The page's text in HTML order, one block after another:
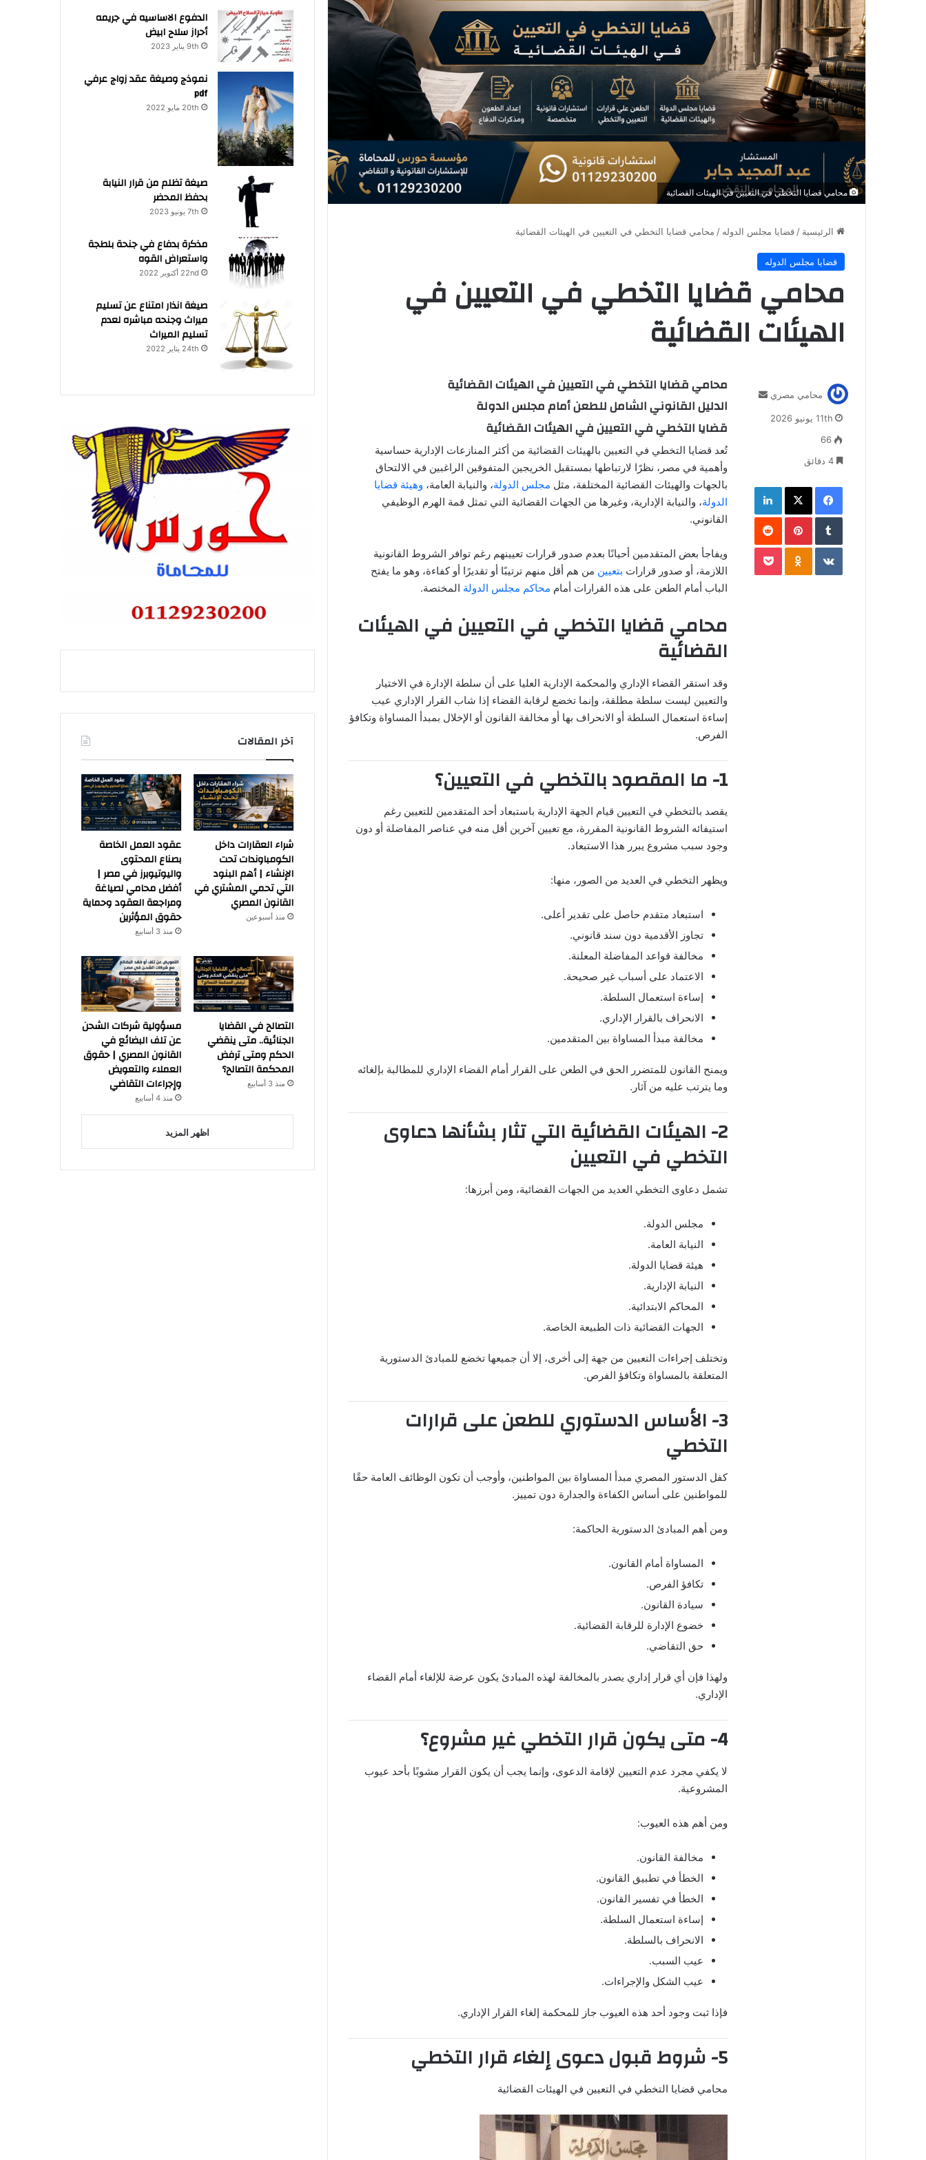
محامي قضايا التخطي في التعيين في الهيئات القضائية
الرئيسية / قضايا مجلس الدوله / محامي قضايا التخطي في التعيين في الهيئات القضائية
قضايا مجلس الدوله
محامي قضايا التخطي في التعيين في
الهيئات القضائية
محامي قضايا التخطي في التعيين في الهيئات القضائية
الدليل القانوني الشامل للطعن أمام مجلس الدولة
قضايا التخطي في التعيين في الهيئات القضائية
تُعد قضايا التخطي في التعيين بالهيئات القضائية من أكثر المنازعات الإدارية حساسية
وأهمية في مصر، نظرًا لارتباطها بمستقبل الخريجين المتفوقين الراغبين في الالتحاق
بالجهات والهيئات القضائية المختلفة، مثل مجلس الدولة، والنيابة العامة، وهيئة قضايا
الدولة، والنيابة الإدارية، وغيرها من الجهات القضائية التي تمثل قمة الهرم الوظيفي
القانوني.
ويفاجأ بعض المتقدمين أحيانًا بعدم صدور قرارات تعيينهم رغم توافر الشروط القانونية
اللازمة، أو صدور قرارات بتعيين من هم أقل منهم ترتيبًا أو تقديرًا أو كفاءة، وهو ما يفتح
الباب أمام الطعن على هذه القرارات أمام محاكم مجلس الدولة المختصة.
محامي قضايا التخطي في التعيين في الهيئات
القضائية
وقد استقر القضاء الإداري والمحكمة الإدارية العليا على أن سلطة الإدارة في الاختيار
والتعيين ليست سلطة مطلقة، وإنما تخضع لرقابة القضاء إذا شاب القرار الإداري عيب
إساءة استعمال السلطة أو الانحراف بها أو مخالفة القانون أو الإخلال بمبدأ المساواة وتكافؤ
الفرص.
1- ما المقصود بالتخطي في التعيين؟
يقصد بالتخطي في التعيين قيام الجهة الإدارية باستبعاد أحد المتقدمين للتعيين رغم
استيفائه الشروط القانونية المقررة، مع تعيين آخرين أقل منه في عناصر المفاضلة أو دون
وجود سبب مشروع يبرر هذا الاستبعاد.
ويظهر التخطي في العديد من الصور، منها:
استبعاد متقدم حاصل على تقدير أعلى.
تجاوز الأقدمية دون سند قانوني.
مخالفة قواعد المفاضلة المعلنة.
الاعتماد على أسباب غير صحيحة.
إساءة استعمال السلطة.
الانحراف بالقرار الإداري.
مخالفة مبدأ المساواة بين المتقدمين.
ويمنح القانون للمتضرر الحق في الطعن على القرار أمام القضاء الإداري للمطالبة بإلغائه
وما يترتب عليه من آثار.
2- الهيئات القضائية التي تثار بشأنها دعاوى
التخطي في التعيين
تشمل دعاوى التخطي العديد من الجهات القضائية، ومن أبرزها:
مجلس الدولة.
النيابة العامة.
هيئة قضايا الدولة.
النيابة الإدارية.
المحاكم الابتدائية.
الجهات القضائية ذات الطبيعة الخاصة.
وتختلف إجراءات التعيين من جهة إلى أخرى، إلا أن جميعها تخضع للمبادئ الدستورية
المتعلقة بالمساواة وتكافؤ الفرص.
3- الأساس الدستوري للطعن على قرارات
التخطي
كفل الدستور المصري مبدأ المساواة بين المواطنين، وأوجب أن تكون الوظائف العامة حقًا
للمواطنين على أساس الكفاءة والجدارة دون تمييز.
ومن أهم المبادئ الدستورية الحاكمة:
المساواة أمام القانون.
تكافؤ الفرص.
سيادة القانون.
خضوع الإدارة للرقابة القضائية.
حق التقاضي.
ولهذا فإن أي قرار إداري يصدر بالمخالفة لهذه المبادئ يكون عرضة للإلغاء أمام القضاء
الإداري.
4- متى يكون قرار التخطي غير مشروع؟
لا يكفي مجرد عدم التعيين لإقامة الدعوى، وإنما يجب أن يكون القرار مشوبًا بأحد عيوب
المشروعية.
ومن أهم هذه العيوب:
مخالفة القانون.
الخطأ في تطبيق القانون.
الخطأ في تفسير القانون.
إساءة استعمال السلطة.
الانحراف بالسلطة.
عيب السبب.
عيب الشكل والإجراءات.
فإذا ثبت وجود أحد هذه العيوب جاز للمحكمة إلغاء القرار الإداري.
5- شروط قبول دعوى إلغاء قرار التخطي
محامي قضايا التخطي في التعيين في الهيئات القضائية
محامي مصري
ك
11th يونيو 2026
66
فيسبوك ‫X
‏Tumblr بينتيريست
‏VKontakte
الدفوع الاساسيه في جريمه
أحراز سلاح ابيض
9th يناير 2023
نموذج وصيغة عقد زواج عرفي
pdf
20th مايو 2022
صيغة تظلم من قرار النيابة
بحفظ المحضر
7th يونيو 2023
مذكرة بدفاع في جنحة بلطجة
واستعراض القوه
22nd أكتوبر 2022
صيغة انذار امتناع عن تسليم
ميراث وجنحه مباشره لعدم
تسليم الميراث
24th يناير 2022
آخر المقالات
شراء العقارات داخل
الكومباوندات تحت
الإنشاء | أهم البنود
التي تحمي المشتري في
القانون المصري
منذ أسبوعين
عقود العمل الخاصة
بصناع المحتوى
واليوتيوبرز في مصر |
أفضل محامي لصياغة
ومراجعة العقود وحماية
حقوق المؤثرين
منذ 3 أسابيع
التصالح في القضايا
الجنائية.. متى ينقضي
الحكم ومتى ترفض
المحكمة التصالح؟
منذ 3 أسابيع
مسؤولية شركات الشحن
عن تلف البضائع في
القانون المصري | حقوق
العملاء والتعويض
وإجراءات التقاضي
منذ 4 أسابيع
اظهر المزيد